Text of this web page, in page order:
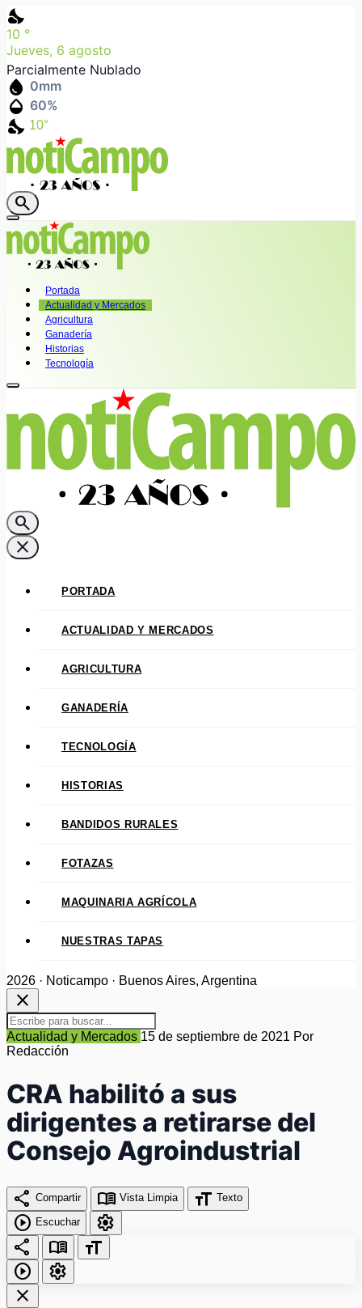
nights_stay
10 °
Jueves, 6 agosto
Parcialmente Nublado
water_drop 0mm
humidity_mid 60%
nights_stay 10°
search
Portada
Actualidad y Mercados
Agricultura
Ganadería
Historias
Tecnología
search
close
PORTADA
ACTUALIDAD Y MERCADOS
AGRICULTURA
GANADERÍA
TECNOLOGÍA
HISTORIAS
BANDIDOS RURALES
FOTAZAS
MAQUINARIA AGRÍCOLA
NUESTRAS TAPAS
2026 · Noticampo · Buenos Aires, Argentina
close
Actualidad y Mercados 15 de septiembre de 2021 Por
Redacción
CRA habilitó a sus
dirigentes a retirarse del
Consejo Agroindustrial
share Compartir menu_book Vista Limpia format_size Texto
play_circle Escuchar
settings
share
menu_book
format_size
play_circle
settings
close